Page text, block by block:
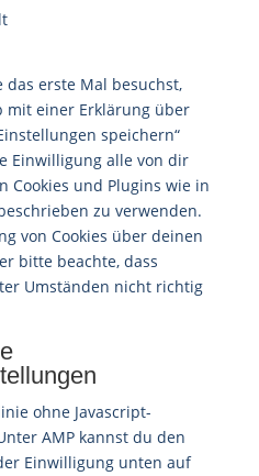
erste Mal besuchst,
mit einer Erklärung über
speichern“
Einwilligung alle von dir
Cookies und Plugins wie in
zu verwenden.
von Cookies über deinen
bitte beachte, dass
Umständen nicht richtig
ohne Javascript-
AMP kannst du den
Einwilligung unten auf